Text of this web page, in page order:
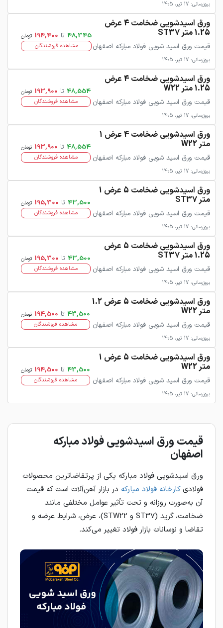
بروزرسانی: 17 تیر، 1405
ورق اسیدشویی ضخامت 4 عرض
1.25 متر ST37
قیمت ورق اسید شویی فولاد مبارکه اصفهان
بروزرسانی: 17 تیر، 1405
48,345 تا 194,400 تومان
مشاهده فروشندگان
ورق اسیدشویی ضخامت 4 عرض
1.25 متر W22
قیمت ورق اسید شویی فولاد مبارکه اصفهان
بروزرسانی: 17 تیر، 1405
48,554 تا 193,900 تومان
مشاهده فروشندگان
ورق اسیدشویی ضخامت 4 عرض 1
متر W22
قیمت ورق اسید شویی فولاد مبارکه اصفهان
بروزرسانی: 17 تیر، 1405
48,554 تا 193,900 تومان
مشاهده فروشندگان
ورق اسیدشویی ضخامت 5 عرض 1
متر ST37
قیمت ورق اسید شویی فولاد مبارکه اصفهان
بروزرسانی: 17 تیر، 1405
43,500 تا 195,300 تومان
مشاهده فروشندگان
ورق اسیدشویی ضخامت 5 عرض
1.25 متر ST37
قیمت ورق اسید شویی فولاد مبارکه اصفهان
بروزرسانی: 17 تیر، 1405
43,500 تا 195,300 تومان
مشاهده فروشندگان
ورق اسیدشویی ضخامت 5 عرض 1.2
متر W22
قیمت ورق اسید شویی فولاد مبارکه اصفهان
بروزرسانی: 17 تیر، 1405
43,500 تا 194,500 تومان
مشاهده فروشندگان
ورق اسیدشویی ضخامت 5 عرض 1
متر W22
قیمت ورق اسید شویی فولاد مبارکه اصفهان
بروزرسانی: 17 تیر، 1405
43,500 تا 194,500 تومان
مشاهده فروشندگان
قیمت ورق اسیدشویی فولاد مبارکه
اصفهان
ورق اسیدشویی فولاد مبارکه یکی از پرتقاضاترین محصولات
فولادیکارخانه فولاد مبارکه در بازار آهن‌آلات است که قیمت
آن به‌صورت روزانه و تحت تأثیر عوامل مختلفی مانند
ضخامت، گرید (ST37 و STW22)، عرض، شرایط عرضه و
تقاضا و نوسانات بازار فولاد تغییر می‌کند.